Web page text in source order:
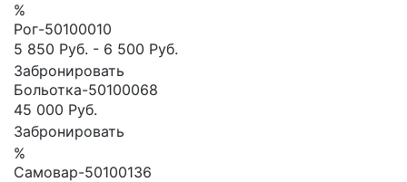
%
Рог-50100010
5 850 Руб. - 6 500 Руб.
Забронировать
Больотка-50100068
45 000 Руб.
Забронировать
%
Самовар-50100136